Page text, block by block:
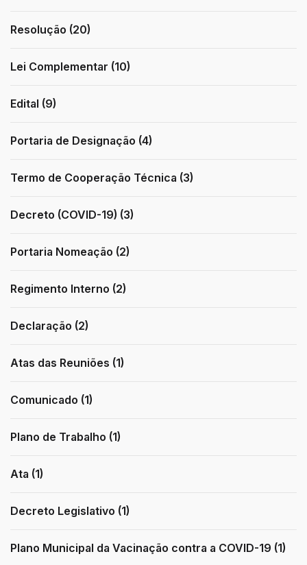
Resolução (20)
Lei Complementar (10)
Edital (9)
Portaria de Designação (4)
Termo de Cooperação Técnica (3)
Decreto (COVID-19) (3)
Portaria Nomeação (2)
Regimento Interno (2)
Declaração (2)
Atas das Reuniões (1)
Comunicado (1)
Plano de Trabalho (1)
Ata (1)
Decreto Legislativo (1)
Plano Municipal da Vacinação contra a COVID-19 (1)